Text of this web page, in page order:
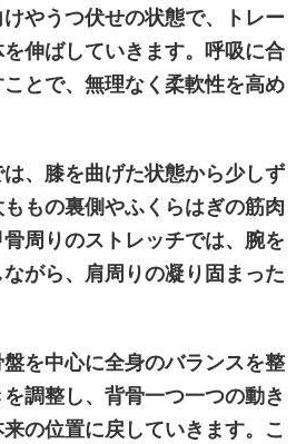
やうつ伏せの状態で、トレー
伸ばしていきます。呼吸に合
とで、無理なく柔軟性を高め
、膝を曲げた状態から少しず
もの裏側やふくらはぎの筋肉
周りのストレッチでは、腕を
がら、肩周りの凝り固まった
を中心に全身のバランスを整
調整し、背骨一つ一つの動き
の位置に戻していきます。こ